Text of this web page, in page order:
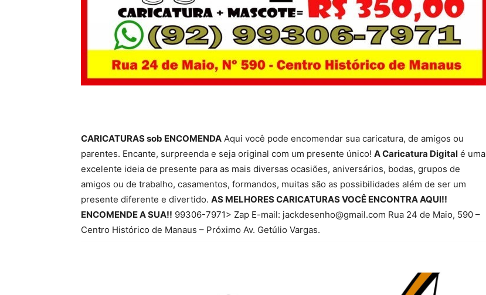
CARICATURAS sob ENCOMENDA Aqui você pode encomendar sua caricatura, de amigos ou
parentes. Encante, surpreenda e seja original com um presente único! A Caricatura Digital é uma
excelente ideia de presente para as mais diversas ocasiões, aniversários, bodas, grupos de
amigos ou de trabalho, casamentos, formandos, muitas são as possibilidades além de ser um
presente diferente e divertido. AS MELHORES CARICATURAS VOCÊ ENCONTRA AQUI!!
ENCOMENDE A SUA!! 99306-7971> Zap E-mail: jackdesenho@gmail.com Rua 24 de Maio, 590 –
Centro Histórico de Manaus – Próximo Av. Getúlio Vargas.